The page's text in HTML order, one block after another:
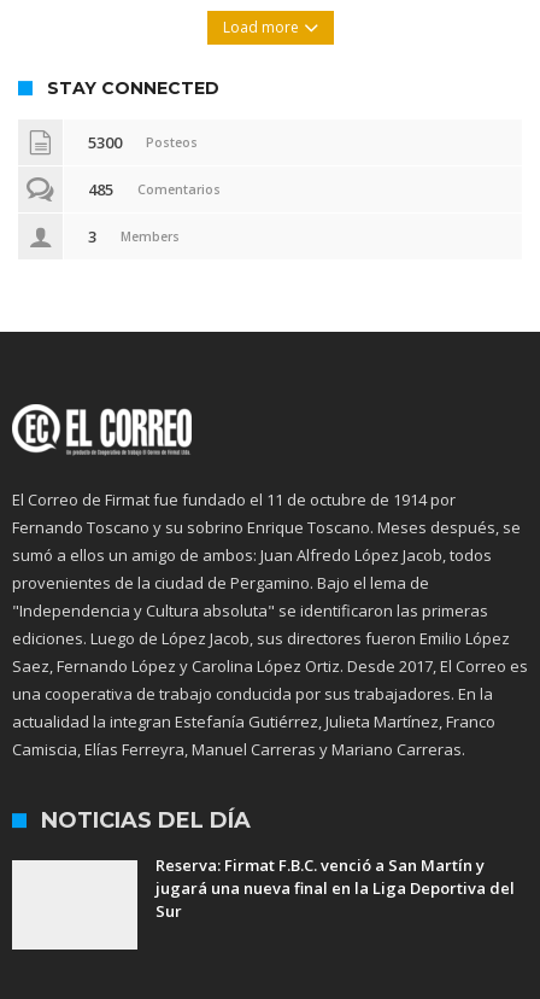
Load more
STAY CONNECTED
5300 Posteos
485 Comentarios
3 Members
El Correo de Firmat fue fundado el 11 de octubre de 1914 por
Fernando Toscano y su sobrino Enrique Toscano. Meses después, se
sumó a ellos un amigo de ambos: Juan Alfredo López Jacob, todos
provenientes de la ciudad de Pergamino. Bajo el lema de
"Independencia y Cultura absoluta" se identificaron las primeras
ediciones. Luego de López Jacob, sus directores fueron Emilio López
Saez, Fernando López y Carolina López Ortiz. Desde 2017, El Correo es
una cooperativa de trabajo conducida por sus trabajadores. En la
actualidad la integran Estefanía Gutiérrez, Julieta Martínez, Franco
Camiscia, Elías Ferreyra, Manuel Carreras y Mariano Carreras.
NOTICIAS DEL DÍA
Reserva: Firmat F.B.C. venció a San Martín y
jugará una nueva final en la Liga Deportiva del
Sur